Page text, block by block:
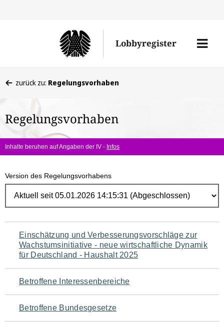
Lobbyregister
Menü
befinden
hier:
zurück zu: Regelungsvorhaben
Regelungsvorhaben
Inhalte beruhen auf Angaben der IV - Infos
Version des Regelungsvorhabens
Navigation
für
den
Seiteninhalt
Einschätzung und Verbesserungsvorschläge zur
Wachstumsinitiative - neue wirtschaftliche Dynamik
für Deutschland - Haushalt 2025
Betroffene Interessenbereiche
Betroffene Bundesgesetze